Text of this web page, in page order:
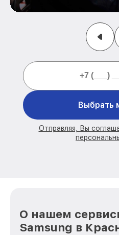
Выбрать
Отправляя, Вы
О нашем
Samsung в